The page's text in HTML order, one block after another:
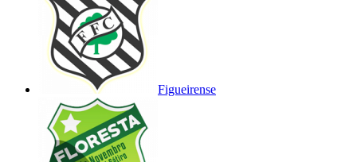
Figueirense